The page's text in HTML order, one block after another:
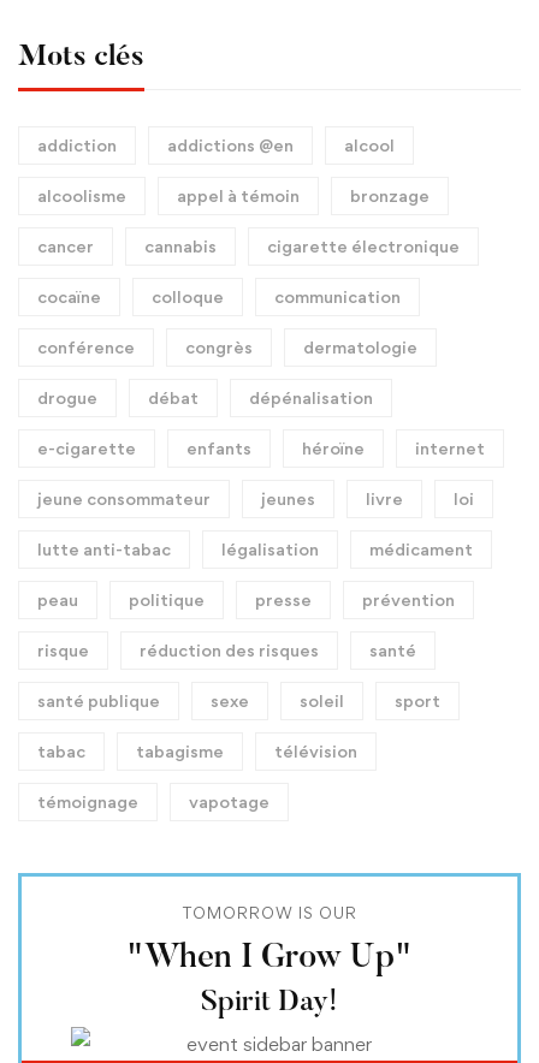
Mots clés
addiction addictions @en alcool
alcoolisme appel à témoin bronzage
cancer cannabis cigarette électronique
cocaïne colloque communication
conférence congrès dermatologie
drogue débat dépénalisation
e-cigarette enfants héroïne internet
jeune consommateur jeunes livre loi
lutte anti-tabac légalisation médicament
peau politique presse prévention
risque réduction des risques santé
santé publique sexe soleil sport
tabac tabagisme télévision
témoignage vapotage
TOMORROW IS OUR
"When I Grow Up"
Spirit Day!